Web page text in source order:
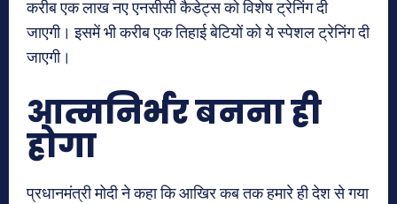
करीब एक लाख नए एनसीसी कैडेट्स को विशेष ट्रेनिंग दी
जाएगी। इसमें भी करीब एक तिहाई बेटियों को ये स्पेशल ट्रेनिंग दी
जाएगी।
आत्मनिर्भर बनना ही
होगा
प्रधानमंत्री मोदी ने कहा कि आखिर कब तक हमारे ही देश से गया